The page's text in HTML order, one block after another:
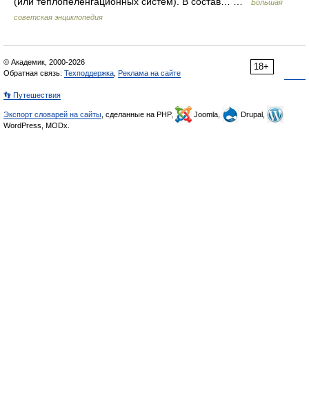
Большая
советская энциклопедия
18+
© Академик, 2000-2026
Обратная связь: Техподдержка Реклама на сайте
👣 Путешествия
Экспорт словарей на сайты , сделанные на PHP, Joomla,
Drupal,
WordPress, MODx.